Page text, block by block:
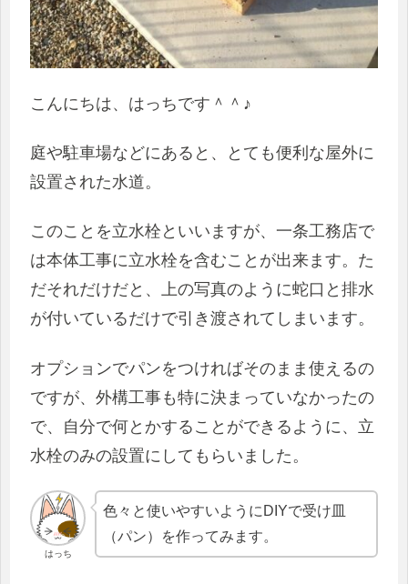
こんにちは、はっちです＾＾♪
庭や駐車場などにあると、とても便利な屋外に
設置された水道。
このことを立水栓といいますが、一条工務店で
は本体工事に立水栓を含むことが出来ます。た
だそれだけだと、上の写真のように蛇口と排水
が付いているだけで引き渡されてしまいます。
オプションでパンをつければそのまま使えるの
ですが、外構工事も特に決まっていなかったの
で、自分で何とかすることができるように、立
水栓のみの設置にしてもらいました。
はっち
色々と使いやすいようにDIYで受け皿
（パン）を作ってみます。